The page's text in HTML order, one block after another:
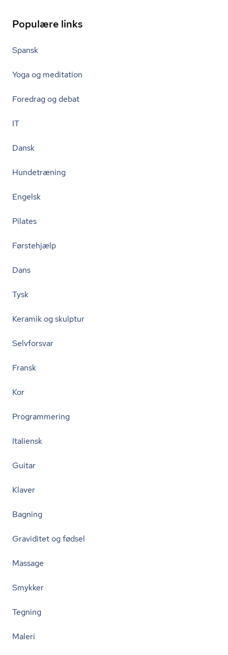
Populære links
Spansk
Yoga og meditation
Foredrag og debat
IT
Dansk
Hundetræning
Engelsk
Pilates
Førstehjælp
Dans
Tysk
Keramik og skulptur
Selvforsvar
Fransk
Kor
Programmering
Italiensk
Guitar
Klaver
Bagning
Graviditet og fødsel
Massage
Smykker
Tegning
Maleri